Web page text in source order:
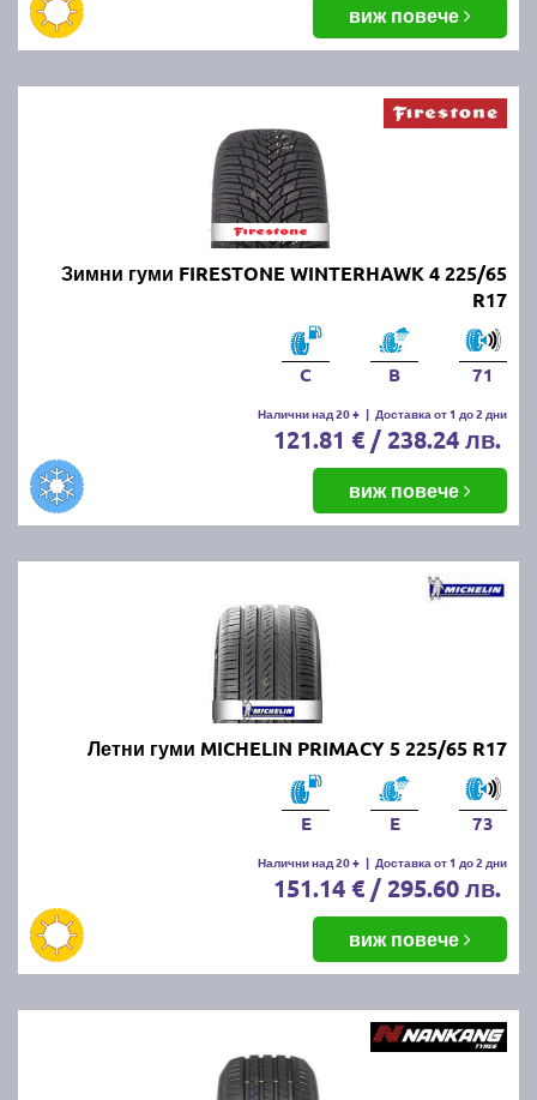
виж повече
Зимни гуми FIRESTONE WINTERHAWK 4 225/65
R17
C B 71
Налични над 20 + | Доставка от 1 до 2 дни
121.81 € / 238.24 лв.
виж повече
Летни гуми MICHELIN PRIMACY 5 225/65 R17
E E 73
Налични над 20 + | Доставка от 1 до 2 дни
151.14 € / 295.60 лв.
виж повече